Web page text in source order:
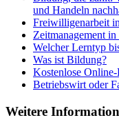
und Handeln
Freiwilligenarbeit
Zeitmanagement
Welcher Lerntyp
Was ist Bildung?
Kostenlose
Betriebswirt oder
Weitere